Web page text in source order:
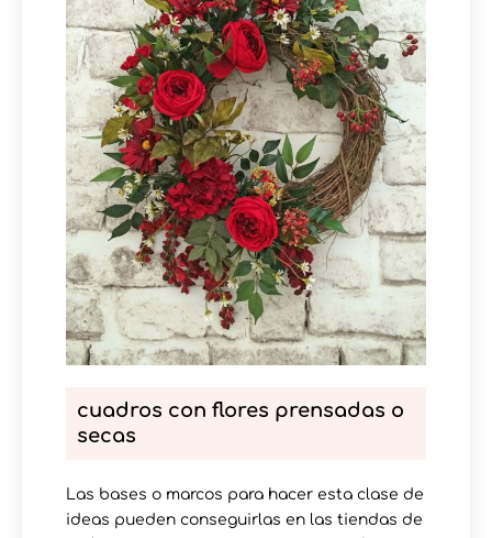
cuadros con flores prensadas o
secas
Las bases o marcos para hacer esta clase de
ideas pueden conseguirlas en las tiendas de